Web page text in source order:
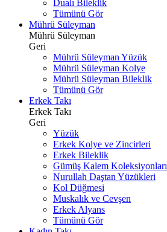
Dualı Bileklik
Tümünü Gör
Mührü Süleyman
Mührü Süleyman
Geri
Mührü Süleyman Yüzük
Mührü Süleyman Kolye
Mührü Süleyman Bileklik
Tümünü Gör
Erkek Takı
Erkek Takı
Geri
Yüzük
Erkek Kolye ve Zincirleri
Erkek Bileklik
Gümüş Kalem Koleksiyonları
Nurullah Daştan Yüzükleri
Kol Düğmesi
Muskalık ve Cevşen
Erkek Alyans
Tümünü Gör